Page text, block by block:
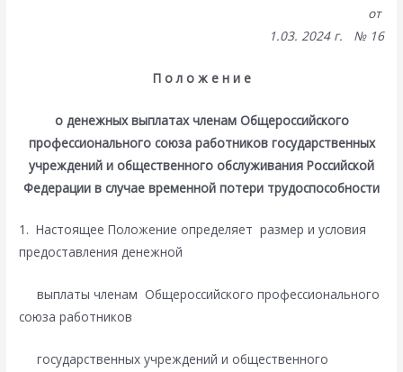
от
1.03. 2024 г. № 16
П о л о ж е н и е
о денежных выплатах членам Общероссийского
профессионального союза работников государственных
учреждений и общественного обслуживания Российской
Федерации в случае временной потери трудоспособности
1. Настоящее Положение определяет размер и условия
предоставления денежной
выплаты членам Общероссийского профессионального
союза работников
государственных учреждений и общественного